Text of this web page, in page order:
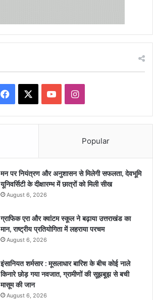
Facebook YouTubeInstagram
Popular
मन पर नियंत्रण और अनुशासन से मिलेगी सफलता, देवभूमि
यूनिवर्सिटी के दीक्षारम्भ में छात्रों को मिली सीख
August 6, 2026
ग्राफिक एरा और क्वांटम स्कूल ने बढ़ाया उत्तराखंड का
मान, राष्ट्रीय प्रतियोगिता में लहराया परचम
August 6, 2026
इंसानियत शर्मसार : मूसलाधार बारिश के बीच कोई नाले
किनारे छोड़ गया नवजात, ग्रामीणों की सूझबूझ से बची
मासूम की जान
August 6, 2026